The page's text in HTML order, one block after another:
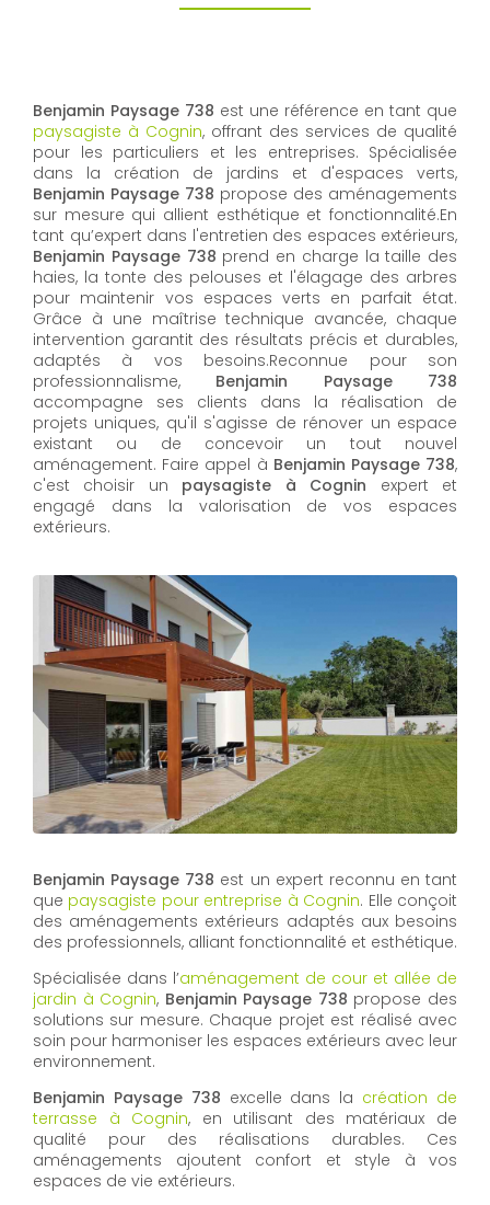
Benjamin Paysage 738 est une référence en tant que
paysagiste à Cognin, offrant des services de qualité
pour les particuliers et les entreprises. Spécialisée
dans la création de jardins et d'espaces verts,
Benjamin Paysage 738 propose des aménagements
sur mesure qui allient esthétique et fonctionnalité.En
tant qu’expert dans l'entretien des espaces extérieurs,
Benjamin Paysage 738 prend en charge la taille des
haies, la tonte des pelouses et l'élagage des arbres
pour maintenir vos espaces verts en parfait état.
Grâce à une maîtrise technique avancée, chaque
intervention garantit des résultats précis et durables,
adaptés à vos besoins.Reconnue pour son
professionnalisme, Benjamin Paysage 738
accompagne ses clients dans la réalisation de
projets uniques, qu'il s'agisse de rénover un espace
existant ou de concevoir un tout nouvel
aménagement. Faire appel à Benjamin Paysage 738,
c'est choisir un paysagiste à Cognin expert et
engagé dans la valorisation de vos espaces
extérieurs.
Benjamin Paysage 738 est un expert reconnu en tant
que paysagiste pour entreprise à Cognin. Elle conçoit
des aménagements extérieurs adaptés aux besoins
des professionnels, alliant fonctionnalité et esthétique.
Spécialisée dans l’aménagement de cour et allée de
jardin à Cognin, Benjamin Paysage 738 propose des
solutions sur mesure. Chaque projet est réalisé avec
soin pour harmoniser les espaces extérieurs avec leur
environnement.
Benjamin Paysage 738 excelle dans la création de
terrasse à Cognin, en utilisant des matériaux de
qualité pour des réalisations durables. Ces
aménagements ajoutent confort et style à vos
espaces de vie extérieurs.